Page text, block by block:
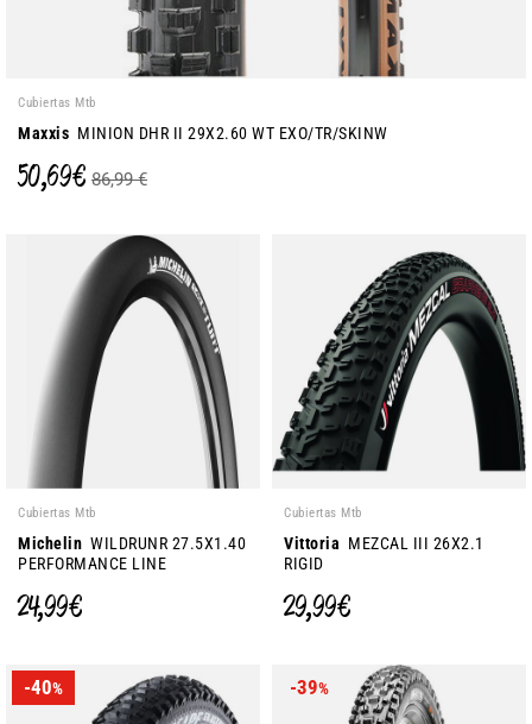
Cubiertas Mtb
Maxxis MINION DHR II 29X2.60 WT EXO/TR/SKINW
50,69 € 86,99 €
Cubiertas Mtb
Michelin WILDRUNR 27.5X1.40
PERFORMANCE LINE
24,99 €
Cubiertas Mtb
Vittoria MEZCAL III 26X2.1
RIGID
29,99 €
-40% -39%